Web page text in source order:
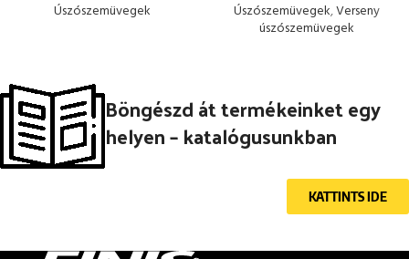
Úszószemüvegek Úszószemüvegek,Verseny
úszószemüvegek
Böngészd át termékeinket egy
helyen – katalógusunkban
KATTINTS IDE